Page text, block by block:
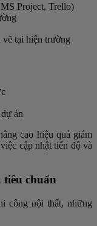
Project, Trello)
vẽ tại hiện trường
án
cao hiệu quả giám
cập nhật tiến độ và
tiêu chuẩn
công nội thất, những